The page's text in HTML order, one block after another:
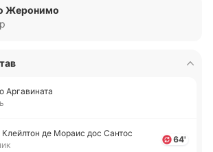
Жеронимо
Арга­ви­на­та
де Мораис дос Сантос
64'